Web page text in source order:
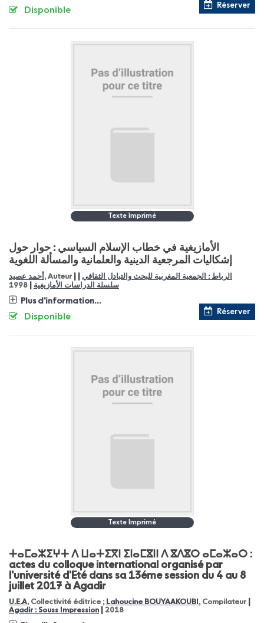
Réserver
Disponible
Texte Imprimé
الأمازيغية في خطاب الإسلام السياسي : حوار حول
إشكاليات المرجعية الدينية والعلمانية والمسألة اللغوية
أحمد عصيد , Auteur الرباط : الجمعية المغربية للبحث والتبادل الثقافي
سلسلة الدراسات الأمازيغية 1998
Plus d'information...
Réserver
Disponible
Texte Imprimé
ⵜⴰⵎⴰⵣⵉⵖⵜ ⴷ ⵡⴰⵜⵉⴳⵏ ⵉⵏⴰⵎⴵⵏⵏ ⴷ ⴵⴷⴵⵔ ⴰⵎⴰⵣⴰⵔ :
actes du colloque international organisé par
l'université d'Eté dans sa 13éme session du 4 au 8
juillet 2017 à Agadir
U.E.A, Collectivité éditrice ; Lahoucine BOUYAAKOUBI , Compilateur
Agadir : Souss Impression 2018